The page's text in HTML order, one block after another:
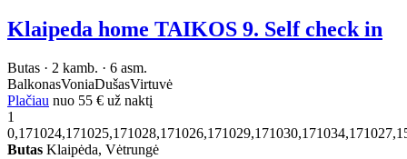
Klaipeda home TAIKOS 9. Self check in
Butas · 2 kamb. · 6 asm.
BalkonasVoniaDušasVirtuvė
Plačiau nuo 55 € už naktį
1
Butas Klaipėda, Vėtrungė